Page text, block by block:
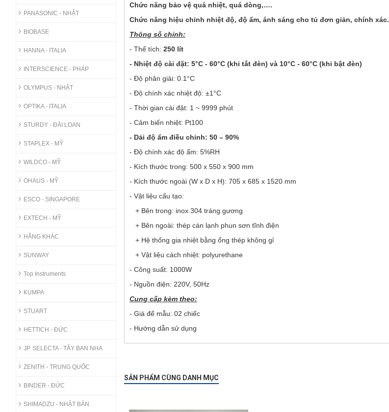
PANASONIC - NHẬT
BIOBASE
HANNA - ITALIA
INTERSCIENCE - PHÁP
OLYMPUS - NHẬT
OPTIKA - ITALIA
STURDY - ĐÀI LOAN
STAPLEX - MỸ
WILDCO - MỸ
OHAUS - MỸ
ESCO - SINGAPORE
EXTECH - MỸ
HÃNG KHÁC
SUNWAY
Top Instruments
KUMPA
STUART
HETTICH - ĐỨC
JP. SELECTA - TÂY BAN NHA
ZENITH - TRUNG QUỐC
BINDER - ĐỨC
SHIMADZU - NHẬT BẢN
Chức năng bảo vệ quá nhiệt, quá dòng,….
Chức năng hiệu chỉnh nhiệt độ, độ ẩm, ánh sáng cho tủ đơn giản, chính xác.
Thông số chính:
- Thể tích: 250 lít
- Nhiệt độ cài đặt: 5°C - 60°C (khi tắt đèn) và 10°C - 60°C (khi bật đèn)
- Độ phân giải: 0.1°C
- Độ chính xác nhiệt độ: ±1°C
- Thời gian cài đặt: 1 ~ 9999 phút
- Cảm biến nhiệt: Pt100
- Dải độ ẩm điều chỉnh: 50 – 90%
- Độ chính xác độ ẩm: 5%RH
- Kích thước trong: 500 x 550 x 900 mm
- Kích thước ngoài (W x D x H): 705 x 685 x 1520 mm
- Vật liệu cấu tạo:
+ Bên trong: inox 304 tráng gương
+ Bên ngoài: thép cán lạnh phun sơn tĩnh điện
+ Hệ thống gia nhiệt bằng ống thép không gỉ
+ Vật liệu cách nhiệt: polyurethane
- Công suất: 1000W
- Nguồn điện: 220V, 50Hz
Cung cấp kèm theo:
- Giá để mẫu: 02 chiếc
- Hướng dẫn sử dụng
SẢN PHẨM CÙNG DANH MỤC